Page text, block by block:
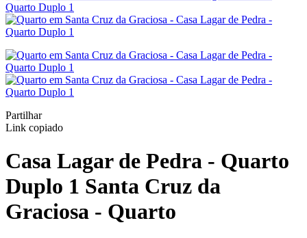
Partilhar
Link copiado
Casa Lagar de Pedra - Quarto
Duplo 1 Santa Cruz da
Graciosa - Quarto